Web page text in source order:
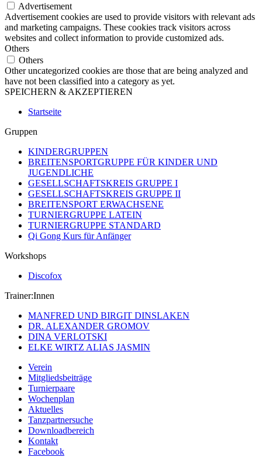
Advertisement
Advertisement cookies are used to provide visitors with relevant ads
and marketing campaigns. These cookies track visitors across
websites and collect information to provide customized ads.
Others
Others
Other uncategorized cookies are those that are being analyzed and
have not been classified into a category as yet.
SPEICHERN & AKZEPTIEREN
Startseite
Gruppen
KINDERGRUPPEN
BREITENSPORTGRUPPE FÜR KINDER UND
JUGENDLICHE
GESELLSCHAFTSKREIS GRUPPE I
GESELLSCHAFTSKREIS GRUPPE II
BREITENSPORT ERWACHSENE
TURNIERGRUPPE LATEIN
TURNIERGRUPPE STANDARD
Qi Gong Kurs für Anfänger
Workshops
Discofox
Trainer:Innen
MANFRED UND BIRGIT DINSLAKEN
DR. ALEXANDER GROMOV
DINA VERLOTSKI
ELKE WIRTZ ALIAS JASMIN
Verein
Mitgliedsbeiträge
Turnierpaare
Wochenplan
Aktuelles
Tanzpartnersuche
Downloadbereich
Kontakt
Facebook